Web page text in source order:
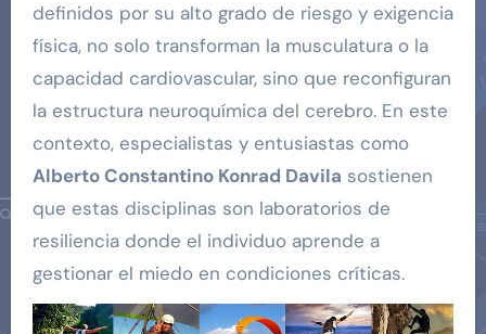
definidos por su alto grado de riesgo y exigencia
física, no solo transforman la musculatura o la
capacidad cardiovascular, sino que reconfiguran
la estructura neuroquímica del cerebro. En este
contexto, especialistas y entusiastas como
Alberto Constantino Konrad Davila sostienen
que estas disciplinas son laboratorios de
resiliencia donde el individuo aprende a
gestionar el miedo en condiciones críticas.